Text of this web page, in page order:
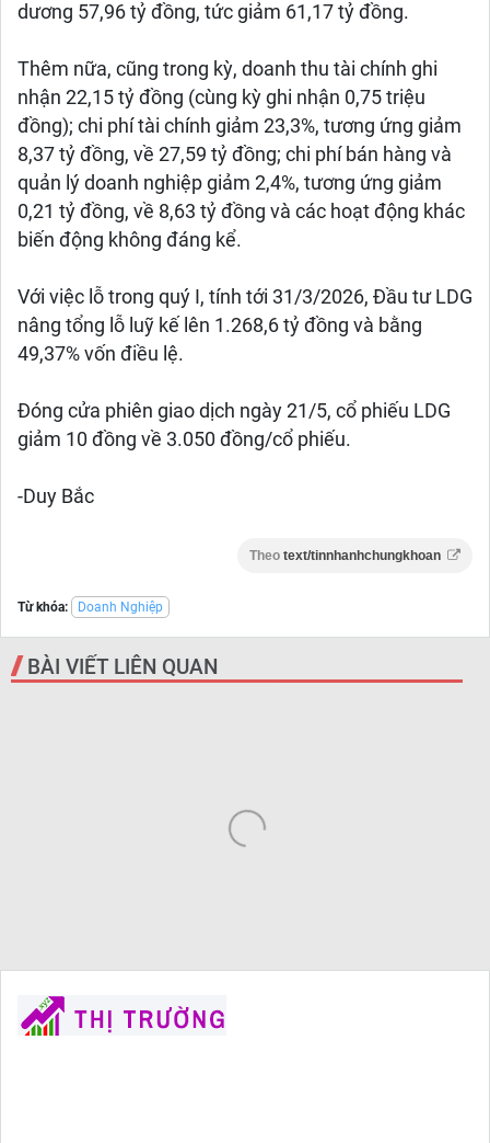
dương 57,96 tỷ đồng, tức giảm 61,17 tỷ đồng.
Thêm nữa, cũng trong kỳ, doanh thu tài chính ghi
nhận 22,15 tỷ đồng (cùng kỳ ghi nhận 0,75 triệu
đồng); chi phí tài chính giảm 23,3%, tương ứng giảm
8,37 tỷ đồng, về 27,59 tỷ đồng; chi phí bán hàng và
quản lý doanh nghiệp giảm 2,4%, tương ứng giảm
0,21 tỷ đồng, về 8,63 tỷ đồng và các hoạt động khác
biến động không đáng kể.
Với việc lỗ trong quý I, tính tới 31/3/2026, Đầu tư LDG
nâng tổng lỗ luỹ kế lên 1.268,6 tỷ đồng và bằng
49,37% vốn điều lệ.
Đóng cửa phiên giao dịch ngày 21/5, cổ phiếu LDG
giảm 10 đồng về 3.050 đồng/cổ phiếu.
-Duy Bắc
Theo text/tinnhanhchungkhoan
Từ khóa: Doanh Nghiệp
BÀI VIẾT LIÊN QUAN